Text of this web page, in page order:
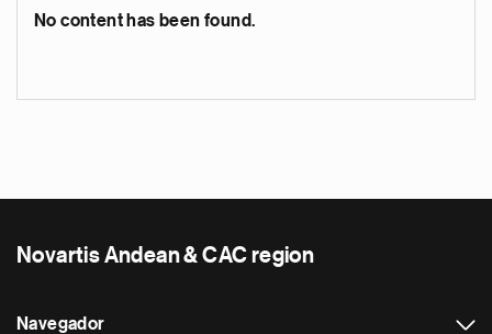
No content has been found.
Novartis Andean & CAC region
Navegador